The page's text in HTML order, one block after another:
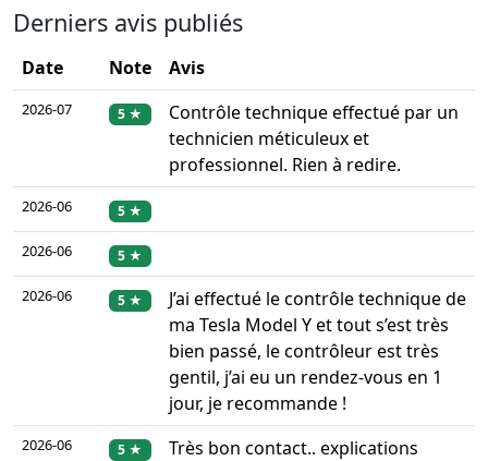
Derniers avis publiés
Date Note Avis
2026-07 5 ★
Contrôle technique effectué par un
technicien méticuleux et
professionnel. Rien à redire.
2026-06 5 ★
2026-06 5 ★
2026-06 5 ★
J’ai effectué le contrôle technique de
ma Tesla Model Y et tout s’est très
bien passé, le contrôleur est très
gentil, j’ai eu un rendez-vous en 1
jour, je recommande !
2026-06 5 ★
Très bon contact.. explications